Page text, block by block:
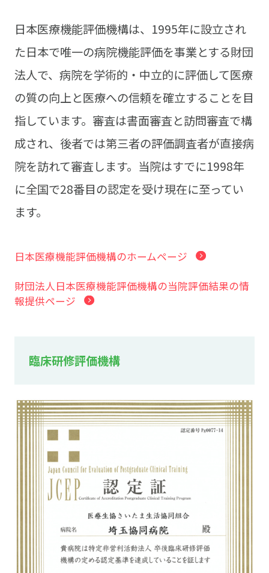
日本医療機能評価機構は、1995年に設立され
た日本で唯一の病院機能評価を事業とする財団
法人で、病院を学術的・中立的に評価して医療
の質の向上と医療への信頼を確立することを目
指しています。審査は書面審査と訪問審査で構
成され、後者では第三者の評価調査者が直接病
院を訪れて審査します。当院はすでに1998年
に全国で28番目の認定を受け現在に至ってい
ます。
日本医療機能評価機構のホームページ
財団法人日本医療機能評価機構の当院評価結果の情
報提供ページ
臨床研修評価機構